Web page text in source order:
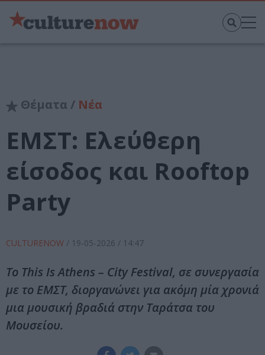
Θέματα / Νέα
ΕΜΣΤ: Ελεύθερη
είσοδος και Rooftop
Party
CULTURENOW / 19-05-2026 / 14:47
Το This Is Athens – City Festival, σε συνεργασία
με το ΕΜΣΤ, διοργανώνει για ακόμη μία χρονιά
μια μουσική βραδιά στην Ταράτσα του
Μουσείου.